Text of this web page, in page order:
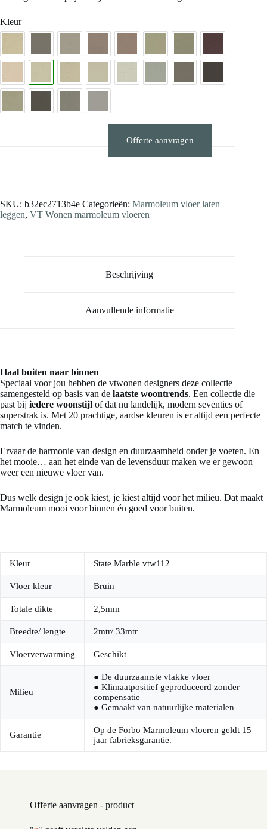
Kleur
Offerte aanvragen
SKU: b32ec2713b4e Categorieën: Marmoleum vloer laten
leggen, VT Wonen marmoleum vloeren
Beschrijving
Aanvullende informatie
Haal buiten naar binnen
Speciaal voor jou hebben de vtwonen designers deze collectie
samengesteld op basis van de laatste woontrends. Een collectie die
past bij iedere woonstijl of dat nu landelijk, modern seventies of
superstrak is. Met 20 prachtige, aardse kleuren is er altijd een perfecte
match te vinden.
Ervaar de harmonie van design en duurzaamheid onder je voeten. En
het mooie… aan het einde van de levensduur maken we er gewoon
weer een nieuwe vloer van.
Dus welk design je ook kiest, je kiest altijd voor het milieu. Dat maakt
Marmoleum mooi voor binnen én goed voor buiten.
Kleur State Marble vtw112
Vloer kleur Bruin
Totale dikte 2,5mm
Breedte/ lengte 2mtr/ 33mtr
Vloerverwarming Geschikt
Milieu
● De duurzaamste vlakke vloer
● Klimaatpositief geproduceerd zonder
compensatie
● Gemaakt van natuurlijke materialen
Garantie
Op de Forbo Marmoleum vloeren geldt 15
jaar fabrieksgarantie.
Offerte aanvragen - product